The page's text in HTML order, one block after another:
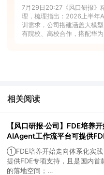
7月29日20:27《风口研报》
理，梳理指出：2026上半年
训需求，公司搭建涵盖大模
有院校、高校合作，搭配华
相关阅读
【风口研报·公司】FDE培养
AIAgent工作流平台可提供
主可控，打开了高价值行业的
定性、低估值、高股息属性
①FDE培养开始走向体系化实
提供FDE专项支持，且是国内
的落地空间；